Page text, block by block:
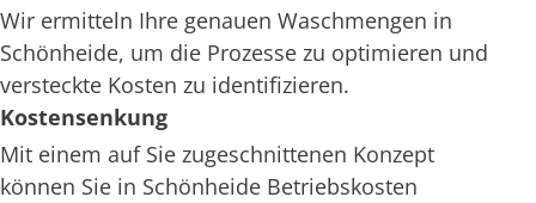
Wir ermitteln Ihre genauen Waschmengen in
Schönheide, um die Prozesse zu optimieren und
versteckte Kosten zu identifizieren.
Kostensenkung
Mit einem auf Sie zugeschnittenen Konzept
können Sie in Schönheide Betriebskosten